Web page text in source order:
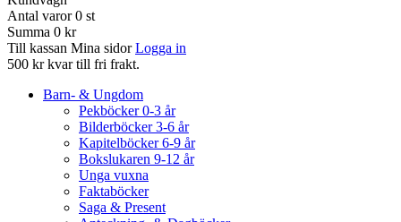
Antal varor 0 st
Summa 0 kr
Till kassan Mina sidor Logga in
500 kr kvar till fri frakt.
Barn- & Ungdom
Pekböcker 0-3 år
Bilderböcker 3-6 år
Kapitelböcker 6-9 år
Bokslukaren 9-12 år
Unga vuxna
Faktaböcker
Saga & Present